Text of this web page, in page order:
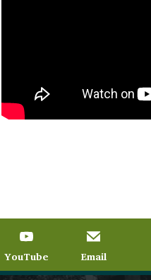
YouTube Email